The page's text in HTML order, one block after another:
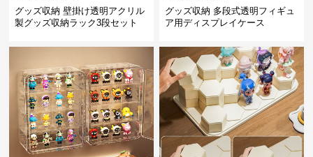
グッズ収納 壁掛け透明アクリル
製グッズ収納ラック3段セット
グッズ収納 多段式透明フィギュ
ア用ディスプレイケース